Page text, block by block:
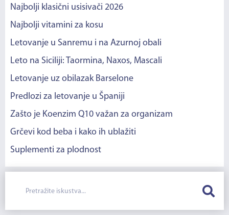
Najbolji klasični usisivači 2026
Najbolji vitamini za kosu
Letovanje u Sanremu i na Azurnoj obali
Leto na Siciliji: Taormina, Naxos, Mascali
Letovanje uz obilazak Barselone
Predlozi za letovanje u Španiji
Zašto je Koenzim Q10 važan za organizam
Grčevi kod beba i kako ih ublažiti
Suplementi za plodnost